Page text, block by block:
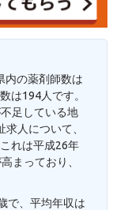
内の薬剤師数は
は194人です。
足している地
人について、
れは平成26年
まっており、
で、平均年収は